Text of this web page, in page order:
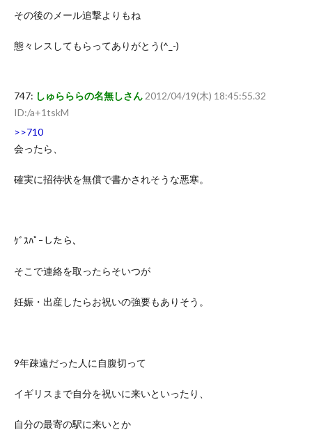
その後のメール追撃よりもね
態々レスしてもらってありがとう(^_-)
747: しゅらららの名無しさん 2012/04/19(木) 18:45:55.32
ID:/a+1tskM
>>710
会ったら、
確実に招待状を無償で書かされそうな悪寒。
ｹﾞｽﾊﾟｰしたら、
そこで連絡を取ったらそいつが
妊娠・出産したらお祝いの強要もありそう。
9年疎遠だった人に自腹切って
イギリスまで自分を祝いに来いといったり、
自分の最寄の駅に来いとか